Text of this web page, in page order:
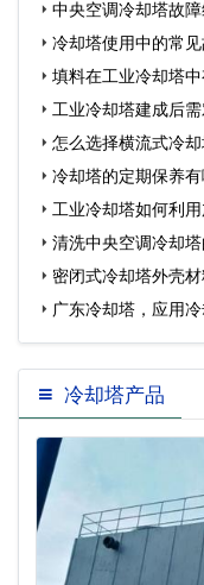
中央空调冷却塔故
冷却塔使用中的常
填料在工业冷却塔
成…工业冷却塔建成后
案…怎么选择横流式冷
冷却塔的定期保养
工业冷却塔如何利
清洗中央空调冷却
密闭式冷却塔外壳
风…广东冷却塔，应用
设备…
冷却塔产品